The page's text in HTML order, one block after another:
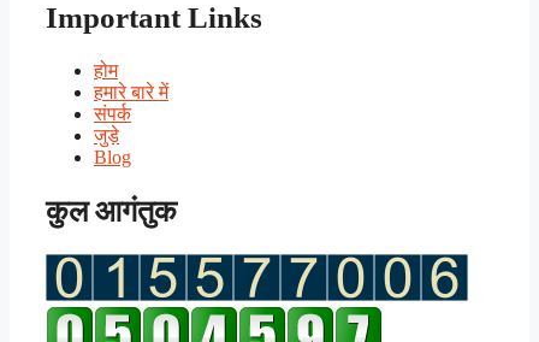
Important Links
होम
हमारे बारे में
संपर्क
जुड़े
Blog
कुल आगंतुक